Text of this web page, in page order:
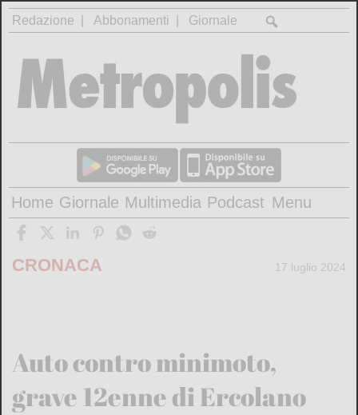
Redazione Abbonamenti Giornale
Home Giornale Multimedia Podcast Menu
CRONACA 17 luglio 2024
Auto contro minimoto,
grave 12enne di Ercolano